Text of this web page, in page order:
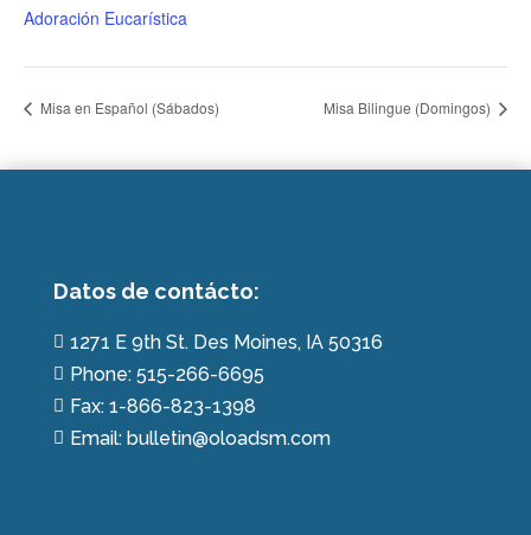
Adoración Eucarística
Misa en Español (Sábados) Misa Bilingue (Domingos)
Datos de contácto:
 1271 E 9th St. Des Moines, IA 50316
 Phone: 515-266-6695
 Fax: 1-866-823-1398
 Email: bulletin@oloadsm.com